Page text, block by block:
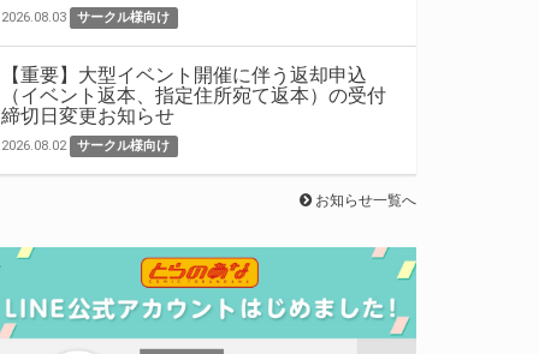
2026.08.03 サークル様向け
【重要】大型イベント開催に伴う返却申込
（イベント返本、指定住所宛て返本）の受付
締切日変更お知らせ
2026.08.02 サークル様向け
お知らせ一覧へ